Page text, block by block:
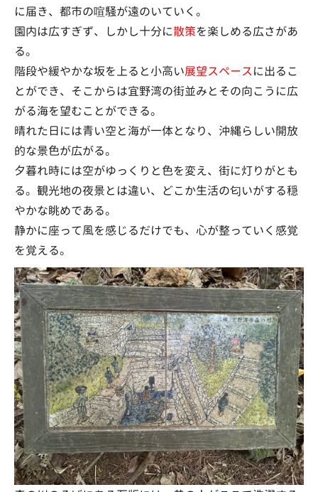
に届き、都市の喧騒が遠のいていく。
園内は広すぎず、しかし十分に散策を楽しめる広さがあ
る。
階段や緩やかな坂を上ると小高い展望スペースに出るこ
とができ、そこからは宜野湾の街並みとその向こうに広
がる海を望むことができる。
晴れた日には青い空と海が一体となり、沖縄らしい開放
的な景色が広がる。
夕暮れ時には空がゆっくりと色を変え、街に灯りがとも
る。観光地の夜景とは違い、どこか生活の匂いがする穏
やかな眺めである。
静かに座って風を感じるだけでも、心が整っていく感覚
を覚える。